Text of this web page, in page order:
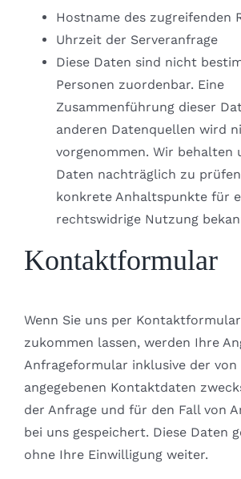
Hostname des zugreifenden
Uhrzeit der Serveranfrage
Diese Daten sind nicht
Personen zuordenbar. Eine
Zusammenführung dieser
anderen Datenquellen wird
vorgenommen. Wir behalten
Daten nachträglich zu
konkrete Anhaltspunkte für
rechtswidrige Nutzung
Kontaktformular
Wenn Sie uns per
zukommen lassen, werden Ihre
Anfrageformular inklusive der
angegebenen Kontaktdaten
der Anfrage und für den Fall von
bei uns gespeichert. Diese Daten
ohne Ihre Einwilligung weiter.